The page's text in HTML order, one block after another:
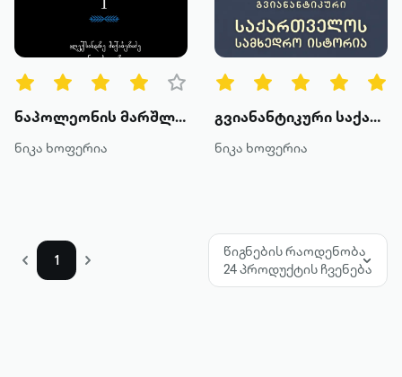
წიგნის ტიპები
ყველა
ტექსტური
ხმოვანი
მოთხრობა
რომანი
ნაპოლეონის მარშლები (1 ტომი)
ნიკა ხოფერია
გვიანანტიკური საქართველოს სამხედრო ისტორია წიგნი 1
ნიკა ხოფერია
1
წიგნების რაოდენობა
24 პროდუქტის ჩვენება